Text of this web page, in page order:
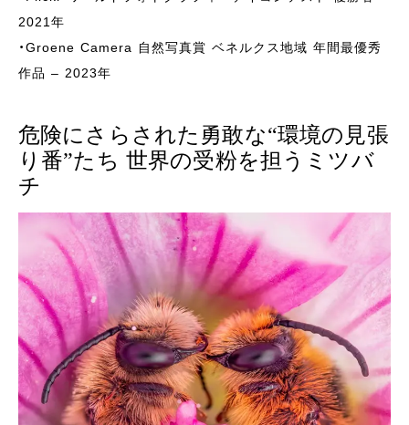
2021年
・Groene Camera 自然写真賞 ベネルクス地域 年間最優秀
作品 – 2023年
危険にさらされた勇敢な“環境の見張
り番”たち 世界の受粉を担うミツバ
チ